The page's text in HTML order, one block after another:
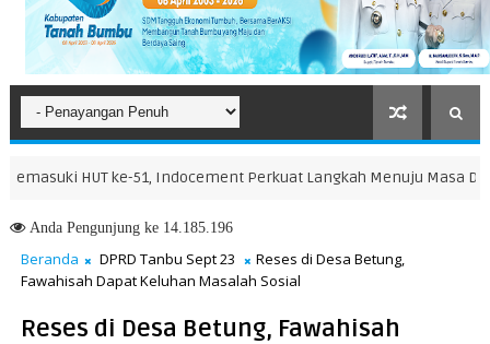
HUT ke-51, Indocement Perkuat Langkah Menuju Masa Depan
AndaPengunjung ke 14.185.196
Beranda DPRD Tanbu Sept 23
Reses di Desa Betung,
Fawahisah Dapat Keluhan Masalah Sosial
Reses di Desa Betung, Fawahisah